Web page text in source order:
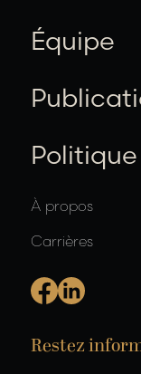
Équipe
À propos
Carrières
Restez